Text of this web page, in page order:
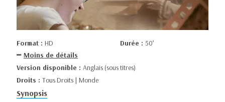
Format : HD Durée : 50’
Moins de détails
Version disponible : Anglais (sous titres)
Droits : Tous Droits | Monde
Synopsis